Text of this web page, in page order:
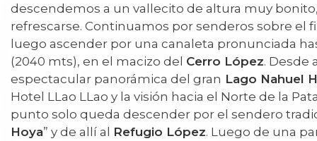
descendemos a un vallecito de altura muy
refrescarse. Continuamos por senderos sobre el
luego ascender por una canaleta pronunciada
(2040 mts), en el macizo del Cerro López. Desde
espectacular panorámica del gran Lago Nahuel
Hotel LLao LLao y la visión hacia el Norte de la
punto solo queda descender por el sendero
Hoya” y de allí al Refugio López. Luego de una